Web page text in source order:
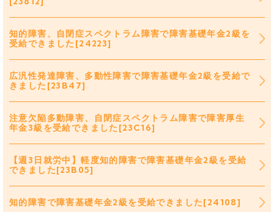
知的障害、自閉症スペクトラム障害で障害基礎年金2級を
受給できました[24223]
広汎性発達障害、多動性障害で障害基礎年金2級を受給で
きました[23B47]
注意欠陥多動障害、自閉症スペクトラム障害で障害厚生
年金3級を受給できました[23C16]
【週3日就労中】軽度知的障害で障害基礎年金2級を受給
できました[23B05]
知的障害で障害基礎年金2級を受給できました[24108]